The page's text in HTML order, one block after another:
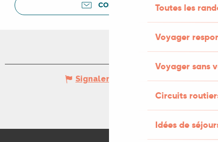
Toutes les
Voyager
Voyager sans
Circuits
Idées de
CONTACTER
Signaler une erreur